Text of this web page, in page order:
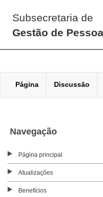
Subsecretaria de
Gestão de
Página Discussão
Navegação
Página principal
Atualizações
Benefícios